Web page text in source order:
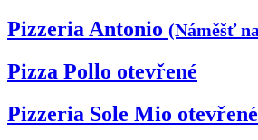
Pizzeria Antonio (Náměšť
Pizza Pollo otevřené
Pizzeria Sole Mio otevřené